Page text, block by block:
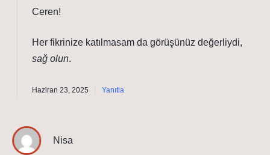
Ceren!
Her fikrinize katılmasam da görüşünüz değerliydi,
sağ olun.
Haziran 23, 2025 Yanıtla
Nisa